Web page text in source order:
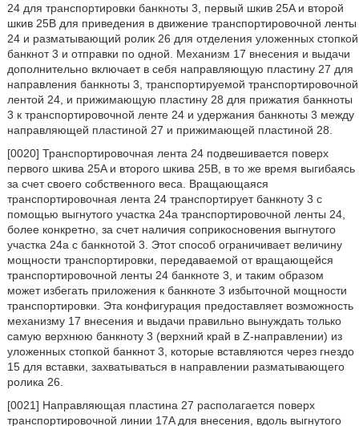
24 для транспортировки банкноты 3, первый шкив 25A и второй
шкив 25B для приведения в движение транспортировочной ленты
24 и разматывающий ролик 26 для отделения уложенных стопкой
банкнот 3 и отправки по одной. Механизм 17 внесения и выдачи
дополнительно включает в себя направляющую пластину 27 для
направления банкноты 3, транспортируемой транспортировочной
лентой 24, и прижимающую пластину 28 для прижатия банкноты
3 к транспортировочной ленте 24 и удержания банкноты 3 между
направляющей пластиной 27 и прижимающей пластиной 28.
[0020] Транспортировочная лента 24 подвешивается поверх
первого шкива 25A и второго шкива 25B, в то же время выгибаясь
за счет своего собственного веса. Вращающаяся
транспортировочная лента 24 транспортирует банкноту 3 с
помощью выгнутого участка 24a транспортировочной ленты 24,
более конкретно, за счет наличия соприкосновения выгнутого
участка 24a с банкнотой 3. Этот способ ограничивает величину
мощности транспортировки, передаваемой от вращающейся
транспортировочной ленты 24 банкноте 3, и таким образом
может избегать приложения к банкноте 3 избыточной мощности
транспортировки. Эта конфигурация предоставляет возможность
механизму 17 внесения и выдачи правильно вынуждать только
самую верхнюю банкноту 3 (верхний край в Z-направлении) из
уложенных стопкой банкнот 3, которые вставляются через гнездо
15 для вставки, захватываться в направлении разматывающего
ролика 26.
[0021] Направляющая пластина 27 располагается поверх
транспортировочной линии 17A для внесения, вдоль выгнутого